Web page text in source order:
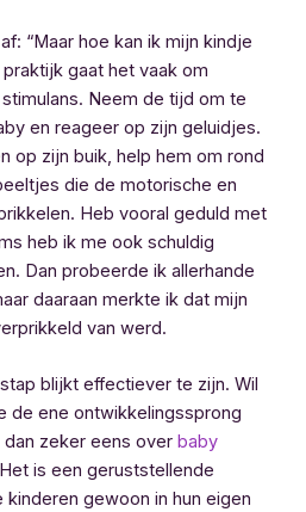
“Maar hoe kan ik mijn kindje
gaat het vaak om
Neem de tijd om te
en reageer op zijn geluidjes.
op zijn buik, help hem om rond
die de motorische en
Heb vooral geduld met
heb ik me ook schuldig
Dan probeerde ik allerhande
daaraan merkte ik dat mijn
van werd.
blijkt effectiever te zijn. Wil
de ene ontwikkelingssprong
zeker eens over baby
is een geruststellende
gewoon in hun eigen